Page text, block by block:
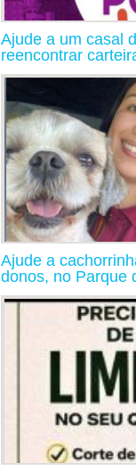
Ajude a um casal
reencontrar
Ajude a
donos, no Parque